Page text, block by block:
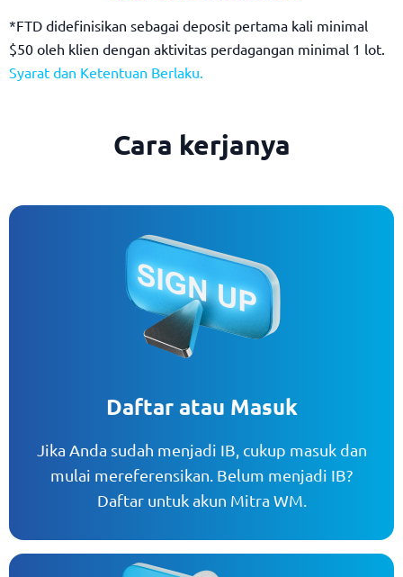
*FTD didefinisikan sebagai deposit pertama kali minimal
$50 oleh klien dengan aktivitas perdagangan minimal 1 lot.
Syarat dan Ketentuan Berlaku.
Cara kerjanya
Daftar atau Masuk
Jika Anda sudah menjadi IB, cukup masuk dan
mulai mereferensikan. Belum menjadi IB?
Daftar untuk akun Mitra WM.